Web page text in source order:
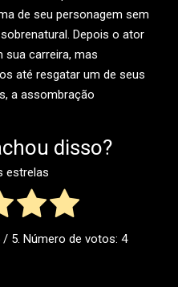
de seu personagem sem
Depois o ator
sua carreira, mas
até resgatar um de seus
a assombração
disso?
estrelas
/ 5. Número de votos: 4